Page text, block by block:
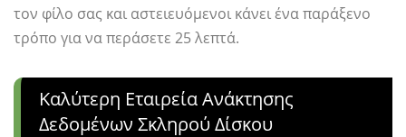
τον φίλο σας και αστειευόμενοι κάνει ένα παράξενο
τρόπο για να περάσετε 25 λεπτά.
Καλύτερη Εταιρεία Ανάκτησης
Δεδομένων Σκληρού Δίσκου